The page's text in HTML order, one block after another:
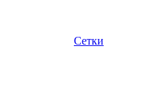
Сетки